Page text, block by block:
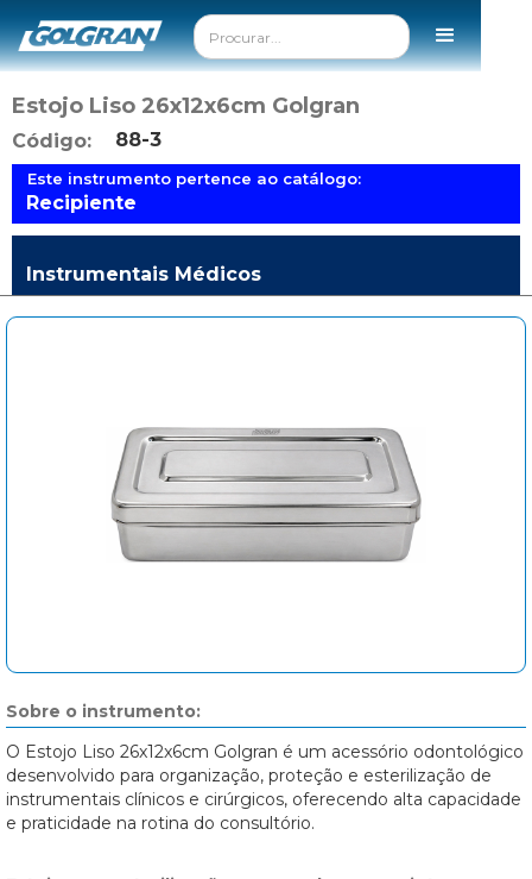
Estojo Liso 26x12x6cm Golgran
Código: 88-3
Este instrumento pertence ao catálogo:
Recipiente
Instrumentais Médicos
Sobre o instrumento:
O Estojo Liso 26x12x6cm Golgran é um acessório odontológico
desenvolvido para organização, proteção e esterilização de
instrumentais clínicos e cirúrgicos, oferecendo alta capacidade
e praticidade na rotina do consultório.